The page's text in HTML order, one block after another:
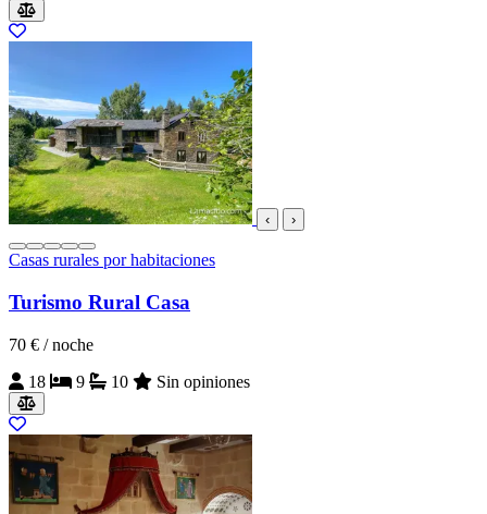
‹ ›
Casas rurales por habitaciones
Turismo Rural Casa
70 € / noche
18
9 10 Sin opiniones